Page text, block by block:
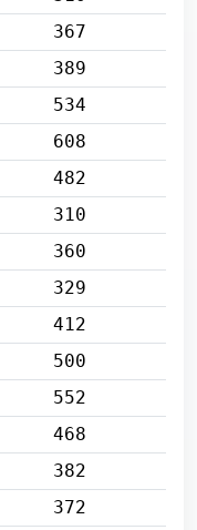
367
389
534
608
482
310
360
329
412
500
552
468
382
372